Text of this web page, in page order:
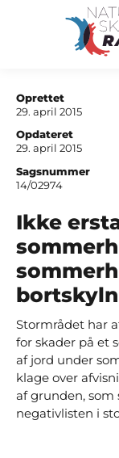
Sager
Oprettet
29. april 2015
Opdateret
29. april 2015
Sagsnummer
14/02974
Ikke
Stormrådet har
for skader på et
af jord under
klage over
af grunden, som
negativlisten i